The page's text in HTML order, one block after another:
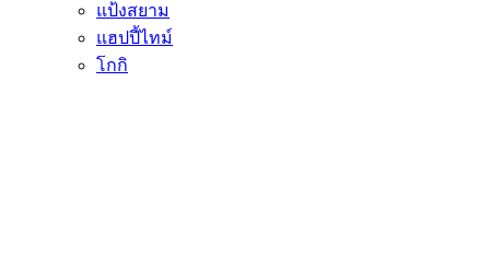
แป้งสยาม
แฮปปี้ไทม์
โกกิ